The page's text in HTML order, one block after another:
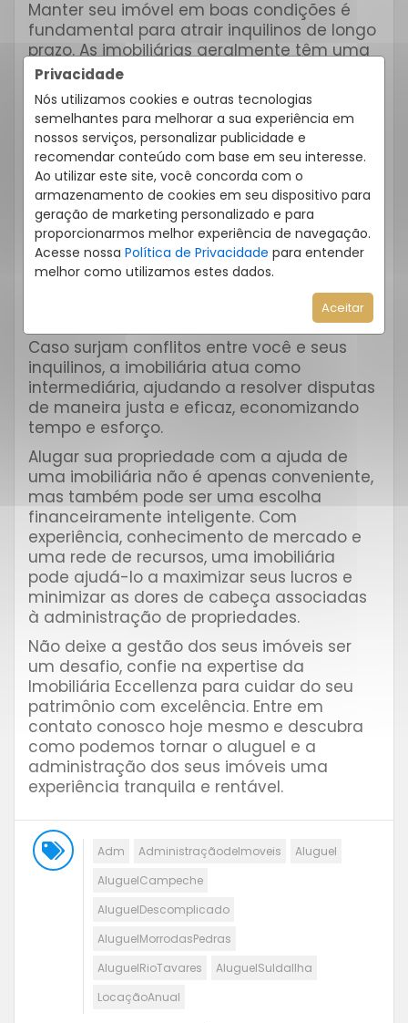
Privacidade
Nós utilizamos cookies e outras tecnologias
semelhantes para melhorar a sua experiência em
nossos serviços, personalizar publicidade e
recomendar conteúdo com base em seu interesse.
Ao utilizar este site, você concorda com o
armazenamento de cookies em seu dispositivo para
geração de marketing personalizado e para
proporcionarmos melhor experiência de navegação.
Acesse nossa Política de Privacidade para entender
melhor como utilizamos estes dados.
Aceitar
Manter seu imóvel em boas condições é
fundamental para atrair inquilinos de longo
prazo. As imobiliárias geralmente têm uma
equipe ou acesso a uma rede confiável de
prestadores de serviços para lidar com
manutenção e reparos de forma eficaz e
econômica.
6. Acompanhamento Financeiro
Realizar o repasse do aluguel mensalmente
é apenas uma parte do processo. Uma
imobiliária ajuda a monitorar as finanças
relacionadas à sua propriedade, incluindo o
pagamento de despesas, impostos e
Caso surjam conflitos entre você e seus
inquilinos, a imobiliária atua como
intermediária, ajudando a resolver disputas
de maneira justa e eficaz, economizando
tempo e esforço.
Alugar sua propriedade com a ajuda de
uma imobiliária não é apenas conveniente,
mas também pode ser uma escolha
financeiramente inteligente. Com
experiência, conhecimento de mercado e
uma rede de recursos, uma imobiliária
pode ajudá-lo a maximizar seus lucros e
minimizar as dores de cabeça associadas
à administração de propriedades.
Não deixe a gestão dos seus imóveis ser
um desafio, confie na expertise da
Imobiliária Eccellenza para cuidar do seu
patrimônio com excelência. Entre em
contato conosco hoje mesmo e descubra
como podemos tornar o aluguel e a
administração dos seus imóveis uma
experiência tranquila e rentável.
Adm AdministraçãodeImoveis
Aluguel
AluguelCampeche
AluguelDescomplicado
AluguelMorrodasPedras
AluguelRioTavares
AluguelSuldaIlha
LocaçãoAnual